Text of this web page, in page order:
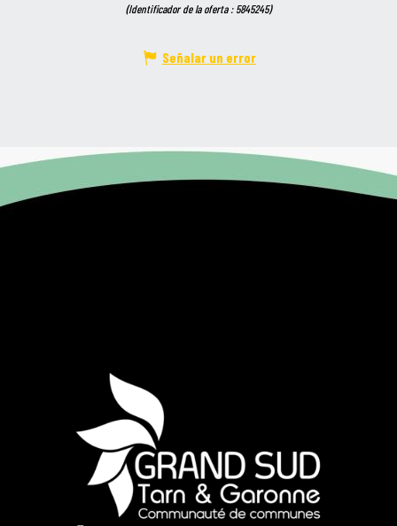
(Identificador de la oferta :5845245)
Señalar un error